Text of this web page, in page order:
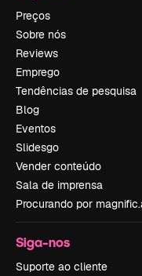
Preços
Sobre nós
Reviews
Emprego
Tendências de pesquisa
Blog
Eventos
Slidesgo
Vender conteúdo
Sala de imprensa
Procurando por
Siga-nos
Suporte ao cliente